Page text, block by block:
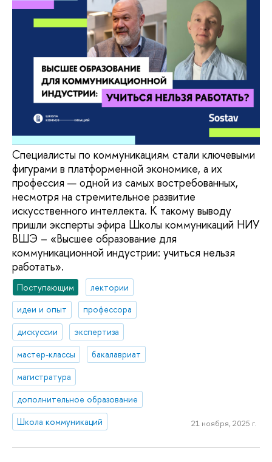
Специалисты по коммуникациям стали ключевыми
фигурами в платформенной экономике, а их
профессия — одной из самых востребованных,
несмотря на стремительное развитие
искусственного интеллекта. К такому выводу
пришли эксперты эфира Школы коммуникаций НИУ
ВШЭ – «Высшее образование для
коммуникационной индустрии: учиться нельзя
работать».
Поступающим
лектории
идеи и опыт
профессора
дискуссии
экспертиза
мастер-классы
бакалавриат
магистратура
дополнительное образование
Школа коммуникаций
21 ноября, 2025 г.